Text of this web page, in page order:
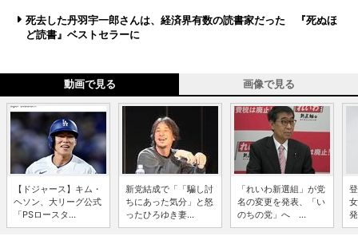
死去した丹羽宇一郎さんは、経済界有数の読書家だった 『死ぬほ
ど読書』ベストセラーに
動画で見る 画像で見る
【ドジャース】キム・
ヘソン、大リーグ公式
「PSロースタ...
新党結成で「「騙し討
ちにあった気分」と怒
ったひろゆき妻...
「れいわ新選組」が党
名の変更を発表、「い
のちの党」へ ...